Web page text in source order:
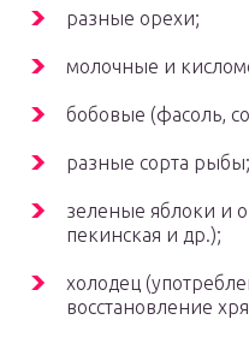
разные орехи;
молочные и
бобовые (фасоль,
разные сорта рыбы;
зеленые яблоки и
пекинская и др.);
холодец
восстановление